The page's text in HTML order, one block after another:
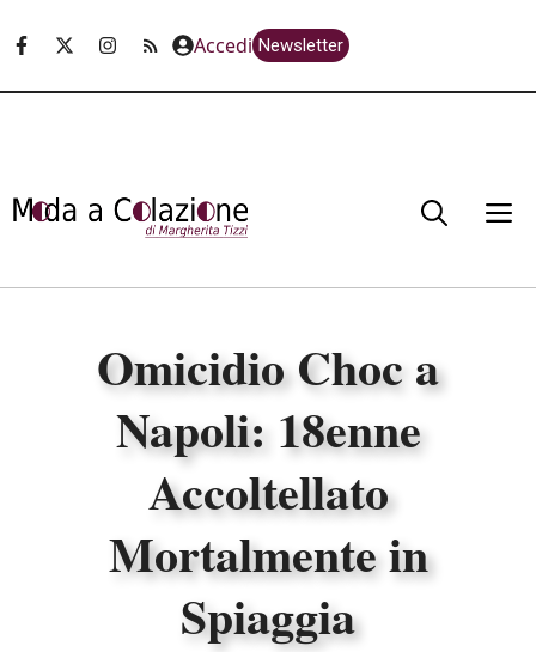
Accedi Newsletter
Omicidio Choc a
Napoli: 18enne
Accoltellato
Mortalmente in
Spiaggia